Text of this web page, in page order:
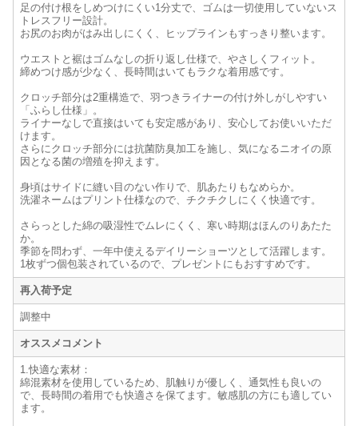
足の付け根をしめつけにくい1分丈で、ゴムは一切使用していないス
トレスフリー設計。
お尻のお肉がはみ出しにくく、ヒップラインもすっきり整います。
ウエストと裾はゴムなしの折り返し仕様で、やさしくフィット。
締めつけ感が少なく、長時間はいてもラクな着用感です。
クロッチ部分は2重構造で、羽つきライナーの付け外しがしやすい
「ふらし仕様」。
ライナーなしで直接はいても安定感があり、安心してお使いいただ
けます。
さらにクロッチ部分には抗菌防臭加工を施し、気になるニオイの原
因となる菌の増殖を抑えます。
身頃はサイドに縫い目のない作りで、肌あたりもなめらか。
洗濯ネームはプリント仕様なので、チクチクしにくく快適です。
さらっとした綿の吸湿性でムレにくく、寒い時期はほんのりあたた
か。
季節を問わず、一年中使えるデイリーショーツとして活躍します。
1枚ずつ個包装されているので、プレゼントにもおすすめです。
再入荷予定
調整中
オススメコメント
1.快適な素材：
綿混素材を使用しているため、肌触りが優しく、通気性も良いの
で、長時間の着用でも快適さを保てます。敏感肌の方にも適してい
ます。